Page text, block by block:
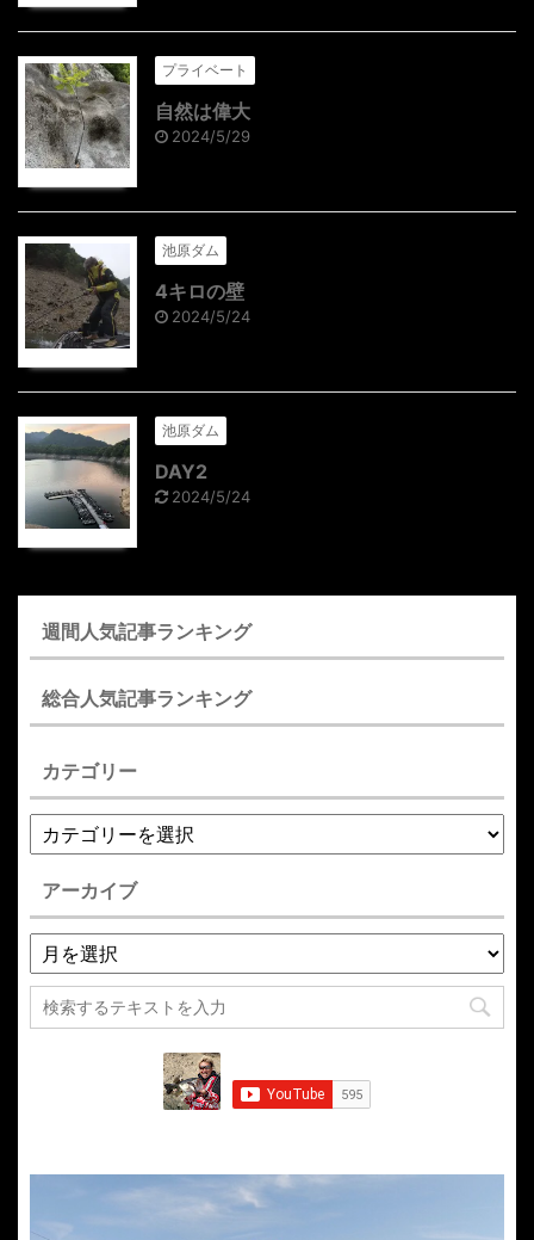
プライベート
自然は偉大
2024/5/29
池原ダム
4キロの壁
2024/5/24
池原ダム
DAY2
2024/5/24
週間人気記事ランキング
総合人気記事ランキング
カテゴリー
アーカイブ